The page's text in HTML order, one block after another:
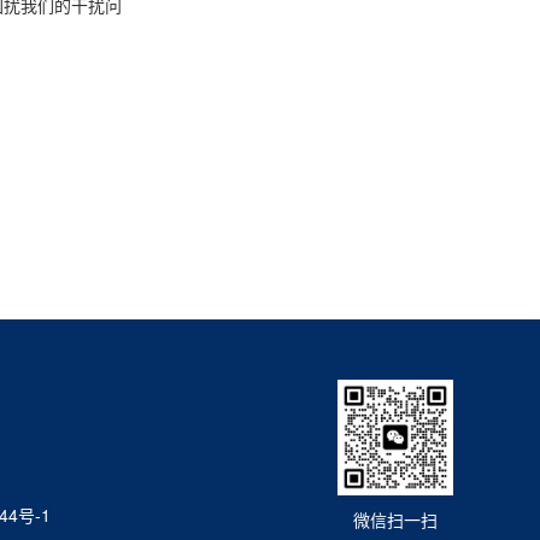
我们的干扰问
微信扫一扫
号-1